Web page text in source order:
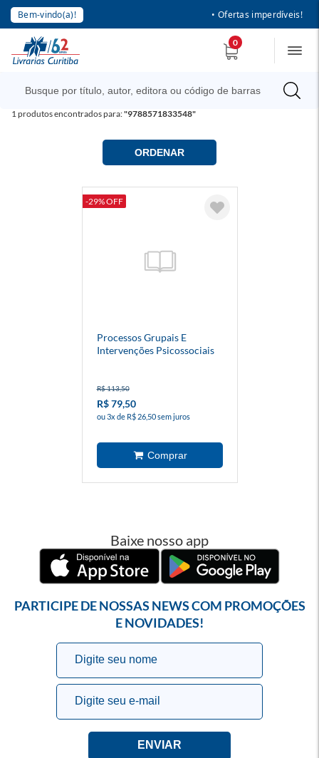
Bem-vindo(a)! • Ofertas imperdíveis!
0
1produtos encontrados para:"9788571833548"
ORDENAR
-29% OFF
Processos Grupais E
Intervenções Psicossociais
R$ 113,50
R$ 79,50
ou 3x de R$ 26,50 sem juros
Baixe nosso app
PARTICIPE DE NOSSAS NEWS COM PROMOÇÕES
E NOVIDADES!